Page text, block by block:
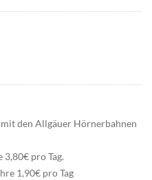
den Allgäuer Hörnerbahnen
pro Tag.
1,90€ pro Tag